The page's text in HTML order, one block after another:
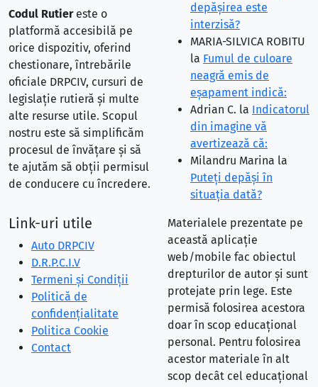
Codul Rutiereste o
platformă accesibilă pe
orice dispozitiv, oferind
chestionare, întrebările
oficiale DRPCIV, cursuri de
legislație rutieră și multe
alte resurse utile. Scopul
nostru este să simplificăm
procesul de învățare și să
te ajutăm să obții permisul
de conducere cu încredere.
depăşirea este
interzisă?
MARIA-SILVICA ROBITU
la Fumul de culoare
neagră emis de
eşapament indică:
Adrian C. la Indicatorul
din imagine vă
avertizează că:
Milandru Marina la
Puteţi depăşi în
situaţia dată?
Link-uri utile
Auto DRPCIV
D.R.P.C.I.V
Termeni și Condiții
Politică de
confidențialitate
Politica Cookie
Contact
Materialele prezentate pe
această aplicație
web/mobile fac obiectul
drepturilor de autor și sunt
protejate prin lege. Este
permisă folosirea acestora
doar în scop educațional
personal. Pentru folosirea
acestor materiale în alt
scop decât cel educațional